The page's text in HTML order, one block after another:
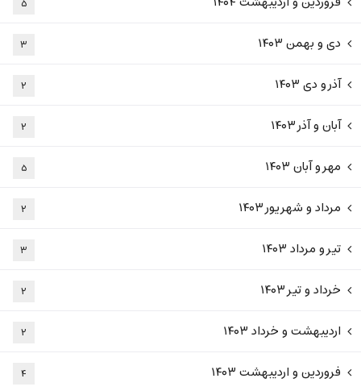
۵
دی و بهمن ۱۴۰۳ ۳
آذر و دی ۱۴۰۳ ۲
آبان و آذر ۱۴۰۳ ۲
مهر و آبان ۱۴۰۳ ۵
مرداد و شهریور ۱۴۰۳ ۲
تیر و مرداد ۱۴۰۳ ۳
خرداد و تیر ۱۴۰۳ ۲
اردیبهشت و خرداد ۱۴۰۳ ۲
فروردین و اردیبهشت ۱۴۰۳ ۴